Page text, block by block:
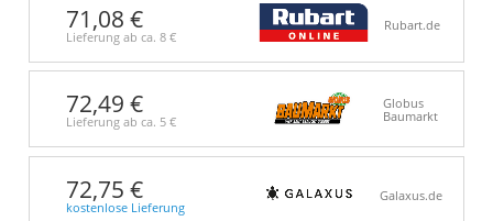
71,08 €
Lieferung ab ca. 8 €
Rubart.de
72,49 €
Lieferung ab ca. 5 €
Globus
Baumarkt
72,75 €
kostenlose Lieferung
Galaxus.de